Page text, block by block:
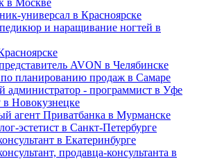
в Москве
универсал в Красноярске
и наращивание ногтей в
AVON в Челябинске
планированию продаж в Самаре
администратор - программист в Уфе
Новокузнецке
агент Приватбанка в Мурманске
эстетист в Санкт-Петербурге
в Екатеринбурге
продавца-консультанта в